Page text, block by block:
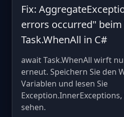
Fix:
errors occurred"
Task.WhenAll in C#
await Task.WhenAll wirft
erneut. Speichern Sie den
Variablen und lesen Sie
sehen.